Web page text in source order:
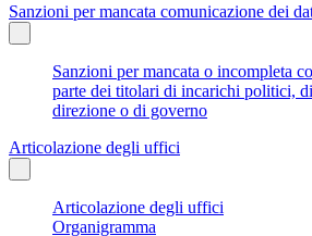
Sanzioni per mancata comunicazione dei
Sanzioni per mancata o incompleta
parte dei titolari di incarichi politici,
direzione o di governo
Articolazione degli uffici
Articolazione degli uffici
Organigramma